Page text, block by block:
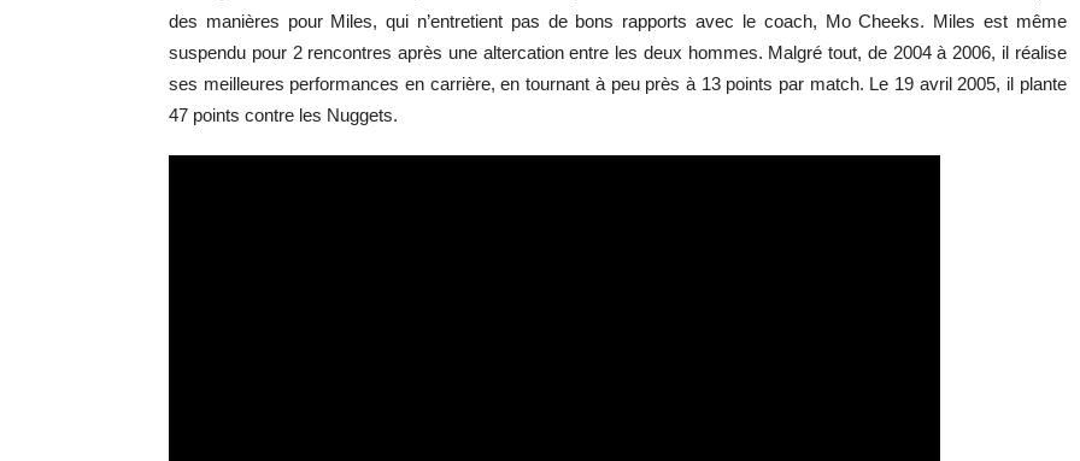
des manières pour Miles, qui n’entretient pas de bons rapports avec le coach, Mo Cheeks. Miles est même
suspendu pour 2 rencontres après une altercation entre les deux hommes. Malgré tout, de 2004 à 2006, il réalise
ses meilleures performances en carrière, en tournant à peu près à 13 points par match. Le 19 avril 2005, il plante
47 points contre les Nuggets.